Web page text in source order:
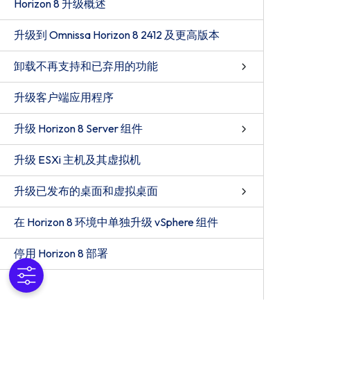
Horizon 8 升级概述
升级到 Omnissa Horizon 8 2412 及更高版本
卸载不再支持和已弃用的功能
升级客户端应用程序
升级 Horizon 8 Server 组件
升级 ESXi 主机及其虚拟机
升级已发布的桌面和虚拟桌面
在 Horizon 8 环境中单独升级 vSphere 组件
停用 Horizon 8 部署